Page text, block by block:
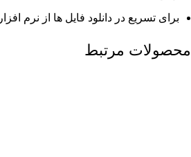
برای تسریع در دانلود فایل ها از نرم افزار idm استفاده نمایید .
محصولات مرتبط